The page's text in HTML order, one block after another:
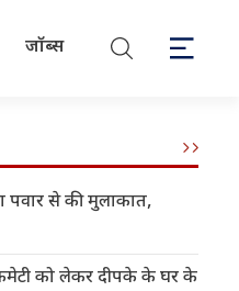
जॉब्स
पवार से की मुलाकात,
को लेकर दीपके के घर के